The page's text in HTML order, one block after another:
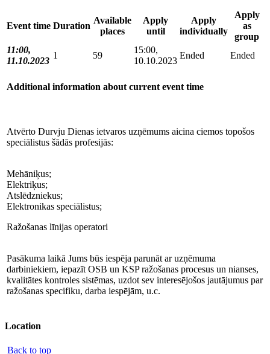
Event time Duration
Available
places
Apply
until
Apply
individually
Apply
as
group
11:00,
11.10.2023
1 59
15:00,
10.10.2023
Ended Ended
Additional information about current event time
Atvērto Durvju Dienas ietvaros uzņēmums aicina ciemos topošos
speciālistus šādās profesijās:
Mehāniķus;
Elektriķus;
Atslēdzniekus;
Elektronikas speciālistus;
Ražošanas līnijas operatori
Pasākuma laikā Jums būs iespēja parunāt ar uzņēmuma
darbiniekiem, iepazīt OSB un KSP ražošanas procesus un nianses,
kvalitātes kontroles sistēmas, uzdot sev interesējošos jautājumus par
ražošanas specifiku, darba iespējām, u.c.
Location
Back to top